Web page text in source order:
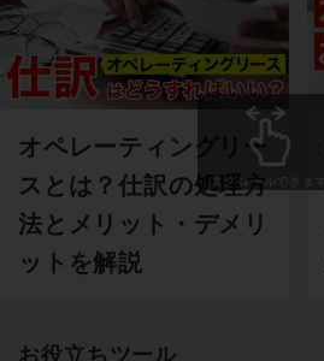
オペレーティングリー
スとは？仕訳の処理方
法とメリット・デメリ
ットを解説
スクロールできます
お役立ちツール